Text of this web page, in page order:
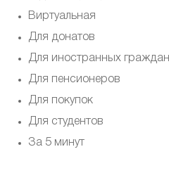
Виртуальная
Для донатов
Для иностранных граждан
Для пенсионеров
Для покупок
Для студентов
За 5 минут